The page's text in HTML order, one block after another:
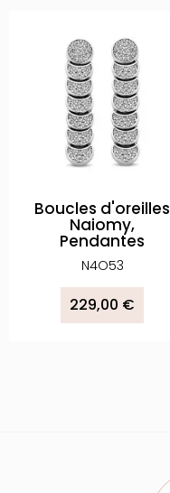
Boucles d'oreilles
Naiomy,
Pendantes
N4O53
229,00 €